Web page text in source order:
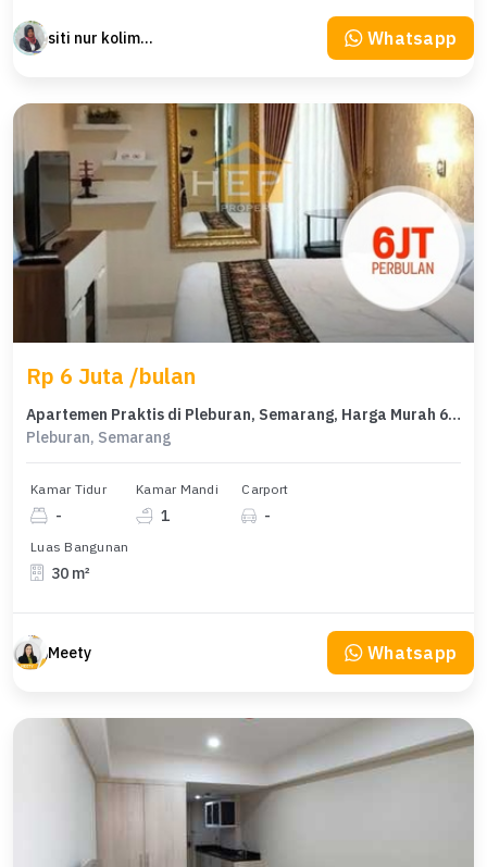
siti nur kolimah Whatsapp
Rp 6 Juta /bulan
Apartemen Praktis di Pleburan, Semarang, Harga Murah 6 Juta /bulan
Pleburan, Semarang
Kamar Tidur
-
Kamar Mandi
1
Carport
-
Luas Bangunan
30 m²
Meety Whatsapp